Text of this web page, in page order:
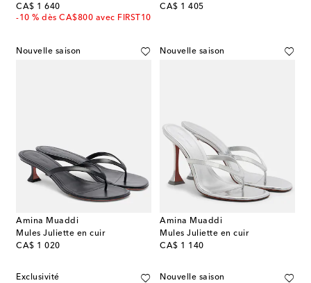
CA$ 1 640
original price
-10 % dès CA$800 avec FIRST10
CA$ 1 405
original price
Nouvelle saison
Amina Muaddi
Mules Juliette en cuir
CA$ 1 020
original price
Nouvelle saison
Amina Muaddi
Mules Juliette en cuir
CA$ 1 140
original price
Exclusivité Nouvelle saison